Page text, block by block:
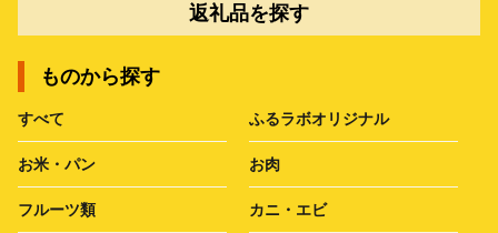
返礼品を探す
ものから探す
すべて ふるラボオリジナル
お米・パン お肉
フルーツ類 カニ・エビ